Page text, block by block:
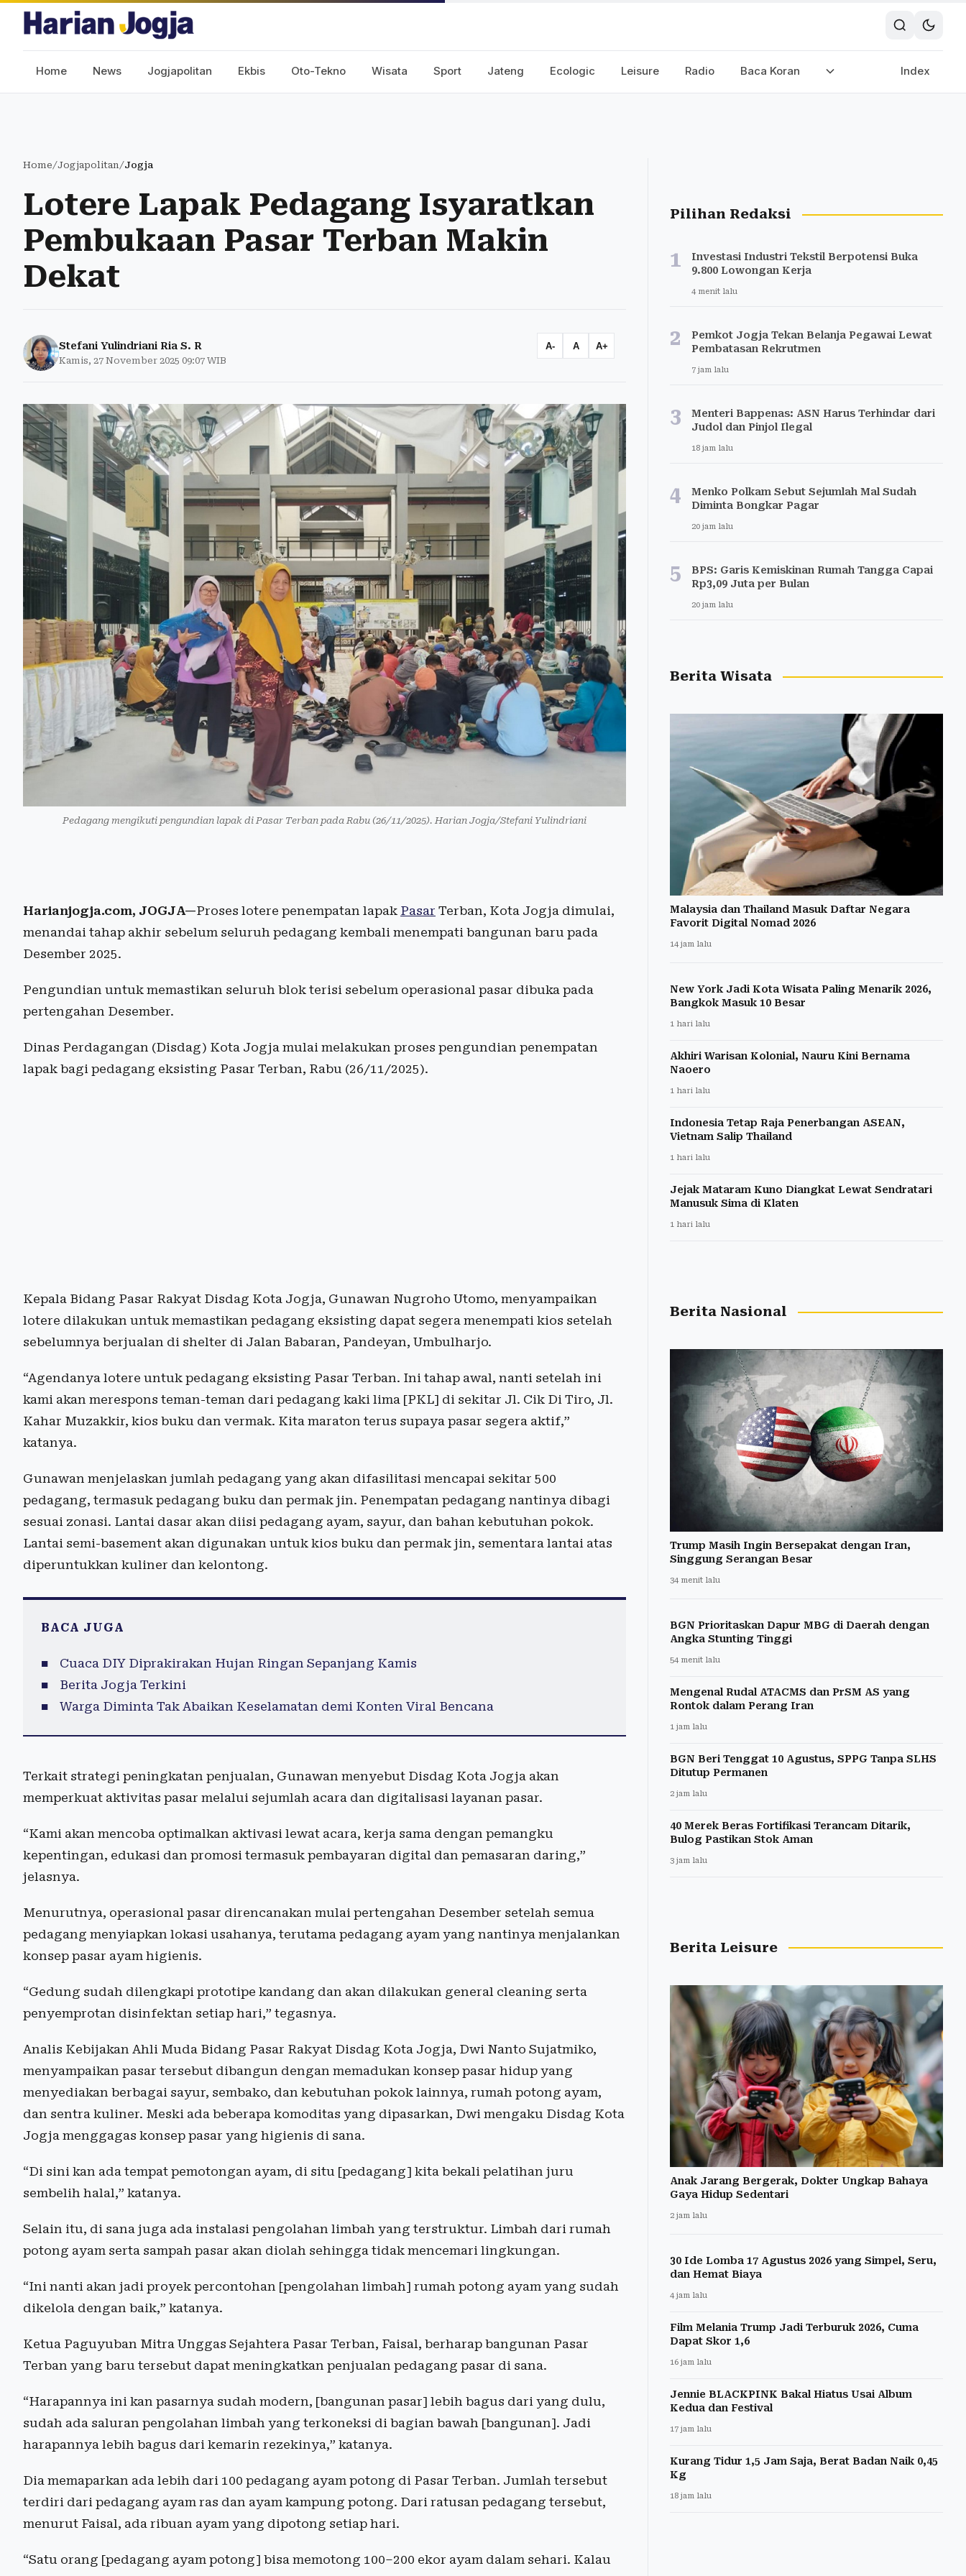
Home News Jogjapolitan Ekbis Oto-Tekno Wisata Sport Jateng Ecologic Leisure Radio Baca Koran Index
Home/Jogjapolitan/Jogja
Lotere Lapak Pedagang Isyaratkan
Pembukaan Pasar Terban Makin
Dekat
Stefani Yulindriani Ria S. R
Kamis, 27 November 2025 09:07 WIB
A- A A+
Pedagang mengikuti pengundian lapak di Pasar Terban pada Rabu (26/11/2025). Harian Jogja/Stefani Yulindriani
Harianjogja.com, JOGJA—Proses lotere penempatan lapak Pasar Terban, Kota Jogja dimulai,
menandai tahap akhir sebelum seluruh pedagang kembali menempati bangunan baru pada
Desember 2025.
Pengundian untuk memastikan seluruh blok terisi sebelum operasional pasar dibuka pada
pertengahan Desember.
Dinas Perdagangan (Disdag) Kota Jogja mulai melakukan proses pengundian penempatan
lapak bagi pedagang eksisting Pasar Terban, Rabu (26/11/2025).
Kepala Bidang Pasar Rakyat Disdag Kota Jogja, Gunawan Nugroho Utomo, menyampaikan
lotere dilakukan untuk memastikan pedagang eksisting dapat segera menempati kios setelah
sebelumnya berjualan di shelter di Jalan Babaran, Pandeyan, Umbulharjo.
“Agendanya lotere untuk pedagang eksisting Pasar Terban. Ini tahap awal, nanti setelah ini
kami akan merespons teman-teman dari pedagang kaki lima [PKL] di sekitar Jl. Cik Di Tiro, Jl.
Kahar Muzakkir, kios buku dan vermak. Kita maraton terus supaya pasar segera aktif,”
katanya.
Gunawan menjelaskan jumlah pedagang yang akan difasilitasi mencapai sekitar 500
pedagang, termasuk pedagang buku dan permak jin. Penempatan pedagang nantinya dibagi
sesuai zonasi. Lantai dasar akan diisi pedagang ayam, sayur, dan bahan kebutuhan pokok.
Lantai semi-basement akan digunakan untuk kios buku dan permak jin, sementara lantai atas
diperuntukkan kuliner dan kelontong.
BACA JUGA
Cuaca DIY Diprakirakan Hujan Ringan Sepanjang Kamis
Berita Jogja Terkini
Warga Diminta Tak Abaikan Keselamatan demi Konten Viral Bencana
Terkait strategi peningkatan penjualan, Gunawan menyebut Disdag Kota Jogja akan
memperkuat aktivitas pasar melalui sejumlah acara dan digitalisasi layanan pasar.
“Kami akan mencoba optimalkan aktivasi lewat acara, kerja sama dengan pemangku
kepentingan, edukasi dan promosi termasuk pembayaran digital dan pemasaran daring,”
jelasnya.
Menurutnya, operasional pasar direncanakan mulai pertengahan Desember setelah semua
pedagang menyiapkan lokasi usahanya, terutama pedagang ayam yang nantinya menjalankan
konsep pasar ayam higienis.
“Gedung sudah dilengkapi prototipe kandang dan akan dilakukan general cleaning serta
penyemprotan disinfektan setiap hari,” tegasnya.
Analis Kebijakan Ahli Muda Bidang Pasar Rakyat Disdag Kota Jogja, Dwi Nanto Sujatmiko,
menyampaikan pasar tersebut dibangun dengan memadukan konsep pasar hidup yang
menyediakan berbagai sayur, sembako, dan kebutuhan pokok lainnya, rumah potong ayam,
dan sentra kuliner. Meski ada beberapa komoditas yang dipasarkan, Dwi mengaku Disdag Kota
Jogja menggagas konsep pasar yang higienis di sana.
“Di sini kan ada tempat pemotongan ayam, di situ [pedagang] kita bekali pelatihan juru
sembelih halal,” katanya.
Selain itu, di sana juga ada instalasi pengolahan limbah yang terstruktur. Limbah dari rumah
potong ayam serta sampah pasar akan diolah sehingga tidak mencemari lingkungan.
“Ini nanti akan jadi proyek percontohan [pengolahan limbah] rumah potong ayam yang sudah
dikelola dengan baik,” katanya.
Ketua Paguyuban Mitra Unggas Sejahtera Pasar Terban, Faisal, berharap bangunan Pasar
Terban yang baru tersebut dapat meningkatkan penjualan pedagang pasar di sana.
“Harapannya ini kan pasarnya sudah modern, [bangunan pasar] lebih bagus dari yang dulu,
sudah ada saluran pengolahan limbah yang terkoneksi di bagian bawah [bangunan]. Jadi
harapannya lebih bagus dari kemarin rezekinya,” katanya.
Dia memaparkan ada lebih dari 100 pedagang ayam potong di Pasar Terban. Jumlah tersebut
terdiri dari pedagang ayam ras dan ayam kampung potong. Dari ratusan pedagang tersebut,
menurut Faisal, ada ribuan ayam yang dipotong setiap hari.
“Satu orang [pedagang ayam potong] bisa memotong 100–200 ekor ayam dalam sehari. Kalau
Pilihan Redaksi
1
Investasi Industri Tekstil Berpotensi Buka
9.800 Lowongan Kerja
4 menit lalu
2
Pemkot Jogja Tekan Belanja Pegawai Lewat
Pembatasan Rekrutmen
7 jam lalu
3
Menteri Bappenas: ASN Harus Terhindar dari
Judol dan Pinjol Ilegal
18 jam lalu
4
Menko Polkam Sebut Sejumlah Mal Sudah
Diminta Bongkar Pagar
20 jam lalu
5
BPS: Garis Kemiskinan Rumah Tangga Capai
Rp3,09 Juta per Bulan
20 jam lalu
Berita Wisata
Malaysia dan Thailand Masuk Daftar Negara
Favorit Digital Nomad 2026
14 jam lalu
New York Jadi Kota Wisata Paling Menarik 2026,
Bangkok Masuk 10 Besar
1 hari lalu
Akhiri Warisan Kolonial, Nauru Kini Bernama
Naoero
1 hari lalu
Indonesia Tetap Raja Penerbangan ASEAN,
Vietnam Salip Thailand
1 hari lalu
Jejak Mataram Kuno Diangkat Lewat Sendratari
Manusuk Sima di Klaten
1 hari lalu
Berita Nasional
Trump Masih Ingin Bersepakat dengan Iran,
Singgung Serangan Besar
34 menit lalu
BGN Prioritaskan Dapur MBG di Daerah dengan
Angka Stunting Tinggi
54 menit lalu
Mengenal Rudal ATACMS dan PrSM AS yang
Rontok dalam Perang Iran
1 jam lalu
BGN Beri Tenggat 10 Agustus, SPPG Tanpa SLHS
Ditutup Permanen
2 jam lalu
40 Merek Beras Fortifikasi Terancam Ditarik,
Bulog Pastikan Stok Aman
3 jam lalu
Berita Leisure
Anak Jarang Bergerak, Dokter Ungkap Bahaya
Gaya Hidup Sedentari
2 jam lalu
30 Ide Lomba 17 Agustus 2026 yang Simpel, Seru,
dan Hemat Biaya
4 jam lalu
Film Melania Trump Jadi Terburuk 2026, Cuma
Dapat Skor 1,6
16 jam lalu
Jennie BLACKPINK Bakal Hiatus Usai Album
Kedua dan Festival
17 jam lalu
Kurang Tidur 1,5 Jam Saja, Berat Badan Naik 0,45
Kg
18 jam lalu